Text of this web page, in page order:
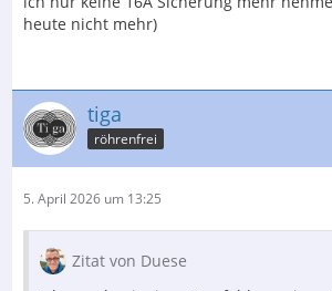
heute nicht mehr)
tiga
röhrenfrei
5. April 2026 um 13:25
Zitat von Duese